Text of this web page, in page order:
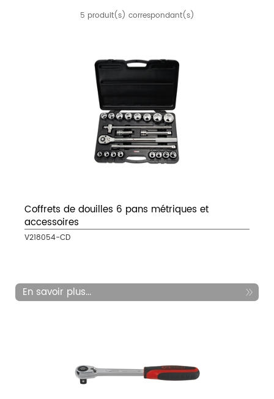
5 produit(s) correspondant(s)
Coffrets de douilles 6 pans métriques et
accessoires
V218054-CD
En savoir plus...